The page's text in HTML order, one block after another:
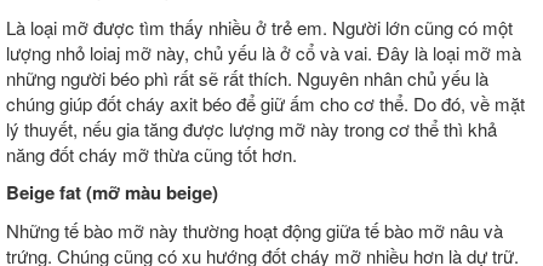
Là loại mỡ được tìm thấy nhiều ở trẻ em. Người lớn cũng có một
lượng nhỏ loiaj mỡ này, chủ yếu là ở cổ và vai. Đây là loại mỡ mà
những người béo phì rất sẽ rất thích. Nguyên nhân chủ yếu là
chúng giúp đốt cháy axit béo để giữ ấm cho cơ thể. Do đó, về mặt
lý thuyết, nếu gia tăng được lượng mỡ này trong cơ thể thì khả
năng đốt cháy mỡ thừa cũng tốt hơn.
Beige fat (mỡ màu beige)
Những tế bào mỡ này thường hoạt động giữa tế bào mỡ nâu và
trứng. Chúng cũng có xu hướng đốt cháy mỡ nhiều hơn là dự trữ.